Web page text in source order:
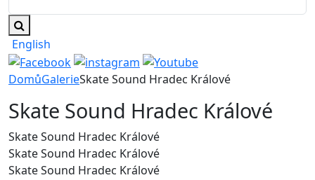
English
DomůGalerieSkate Sound Hradec Králové
Skate Sound Hradec Králové
Skate Sound Hradec Králové
Skate Sound Hradec Králové
Skate Sound Hradec Králové